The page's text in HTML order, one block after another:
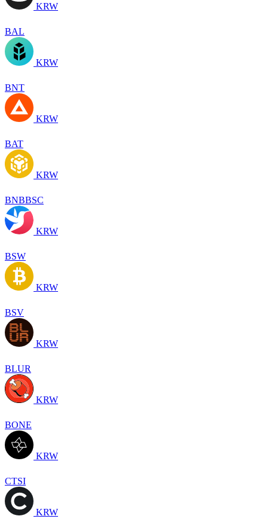
KRW
BAL
KRW
BNT
KRW
BAT
KRW
BNBBSC
KRW
BSW
KRW
BSV
KRW
BLUR
KRW
BONE
KRW
CTSI
KRW